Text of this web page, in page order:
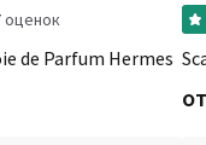
оценок
de Parfum Hermes
от